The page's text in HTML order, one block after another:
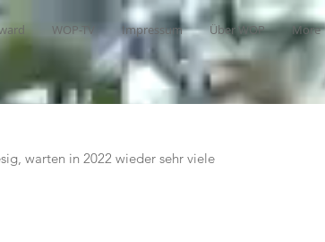
WOP-TV Impressum Über WOP More
warten in 2022 wieder sehr viele